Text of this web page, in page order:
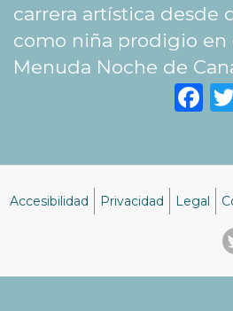
carrera artística desde
como niña prodigio en
Menuda Noche de
pie
Accesibilidad Privacidad Legal